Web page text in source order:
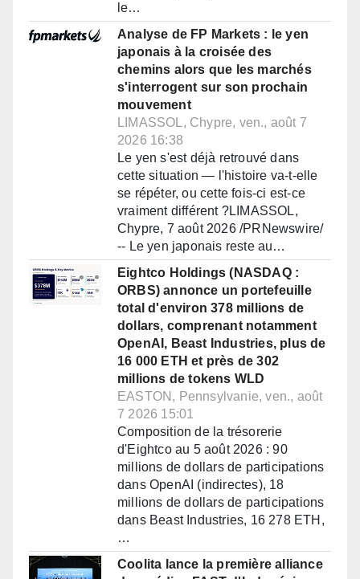
le…
Analyse de FP Markets : le yen
japonais à la croisée des
chemins alors que les marchés
s'interrogent sur son prochain
mouvement
LIMASSOL, Chypre, ven., août 7
2026 16:38
Le yen s'est déjà retrouvé dans
cette situation — l'histoire va-t-elle
se répéter, ou cette fois-ci est-ce
vraiment différent ?LIMASSOL,
Chypre, 7 août 2026 /PRNewswire/
-- Le yen japonais reste au…
Eightco Holdings (NASDAQ :
ORBS) annonce un portefeuille
total d'environ 378 millions de
dollars, comprenant notamment
OpenAI, Beast Industries, plus de
16 000 ETH et près de 302
millions de tokens WLD
EASTON, Pennsylvanie, ven., août
7 2026 15:01
Composition de la trésorerie
d'Eightco au 5 août 2026 : 90
millions de dollars de participations
dans OpenAI (indirectes), 18
millions de dollars de participations
dans Beast Industries, 16 278 ETH,
…
Coolita lance la première alliance